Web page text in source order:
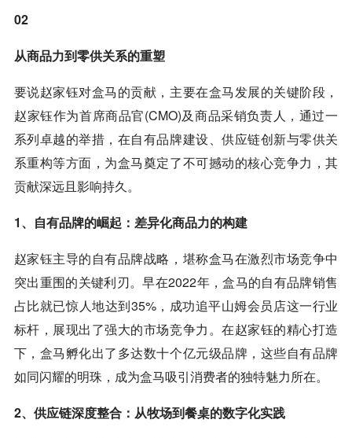
02
从商品力到零供关系的重塑
要说赵家钰对盒马的贡献，主要在盒马发展的关键阶段，
赵家钰作为首席商品官(CMO)及商品采销负责人，通过一
系列卓越的举措，在自有品牌建设、供应链创新与零供关
系重构等方面，为盒马奠定了不可撼动的核心竞争力，其
贡献深远且影响持久。
1、自有品牌的崛起：差异化商品力的构建
赵家钰主导的自有品牌战略，堪称盒马在激烈市场竞争中
突出重围的关键利刃。早在2022年，盒马的自有品牌销售
占比就已惊人地达到35%，成功追平山姆会员店这一行业
标杆，展现出了强大的市场竞争力。在赵家钰的精心打造
下，盒马孵化出了多达数十个亿元级品牌，这些自有品牌
如同闪耀的明珠，成为盒马吸引消费者的独特魅力所在。
2、供应链深度整合：从牧场到餐桌的数字化实践